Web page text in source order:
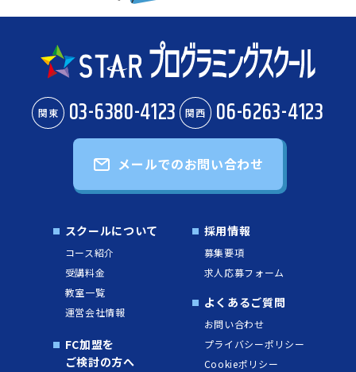
関東 03-6380-4123 関西 06-6263-4123
メールでのお問い合わせ
スクールについて
コース紹介
受講料金
教室一覧
運営会社情報
FC加盟を
ご検討の方へ
採用情報
募集要項
求人応募フォーム
よくあるご質問
お問い合わせ
プライバシーポリシー
Cookieポリシー